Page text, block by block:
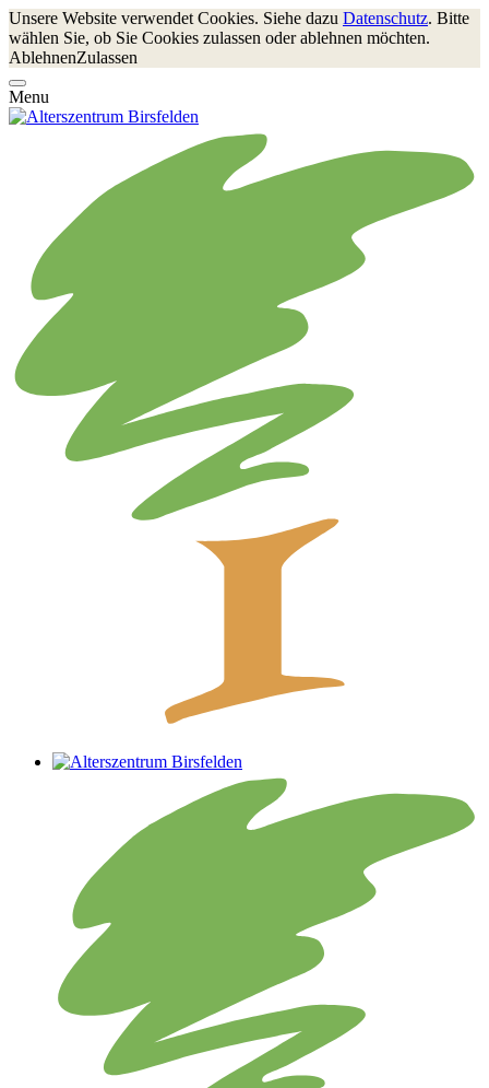
Unsere Website verwendet Cookies. Siehe dazu Datenschutz. Bitte
wählen Sie, ob Sie Cookies zulassen oder ablehnen möchten.
AblehnenZulassen
Menu